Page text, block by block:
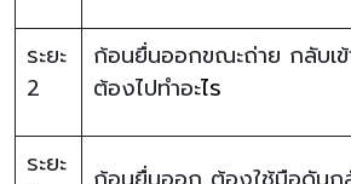
ระยะ
2
ก้อนยื่นออกขณะถ่าย กลับเข้
ต้องไปทำอะไร
ระยะ